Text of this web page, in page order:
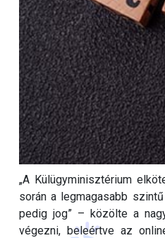
„A Külügyminisztérium
során a legmagasabb
pedig jog” – közölte a
végezni, beleértve az